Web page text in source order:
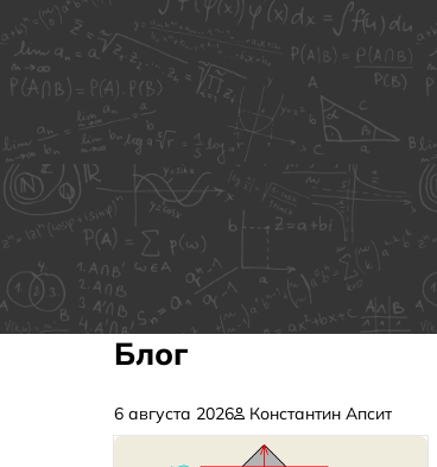
Блог
6 августа 2026 Константин Апсит